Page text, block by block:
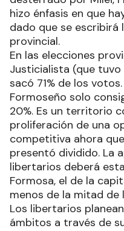
hizo énfasis en que
dado que se escribirá
provincial.
En las elecciones
Justicialista (que
sacó 71% de los
Formoseño solo
20%. Es un territorio
proliferación de una
competitiva ahora
presentó dividido. La
libertarios deberá
Formosa, el de la
menos de la mitad
Los libertarios
ámbitos a través de